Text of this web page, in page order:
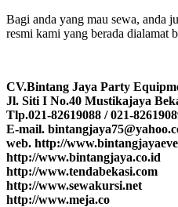
Bagi anda yang mau sewa, anda
resmi kami yang berada dialamat
CV.Bintang Jaya Party
Jl. Siti I No.40 Mustikajaya
Tlp.021-82619088 / 021-
E-mail.
web. http://
http://www.bintangjaya.co.id
http://www.tendabekasi.com
http://www.sewakursi.net
http://www.meja.co